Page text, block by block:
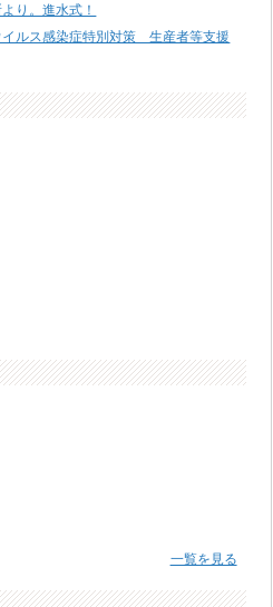
り。進水式！
ルス感染症特別対策 生産者等支援
一覧を見る